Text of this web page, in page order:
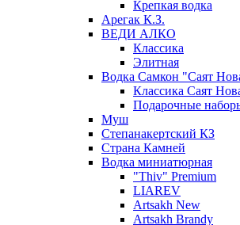
Крепкая водка
Арегак К.З.
ВЕДИ АЛКО
Классика
Элитная
Водка Самкон "Саят
Классика Саят
Подарочные
Муш
Степанакертский КЗ
Страна Камней
Водка миниатюрная
"Thiv" Premium
LIAREV
Artsakh New
Artsakh Brandy